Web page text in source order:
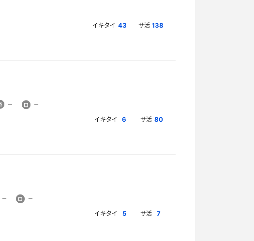
イキタイ 43 サ活 138
イキタイ 6 サ活 80
イキタイ 5 サ活 7